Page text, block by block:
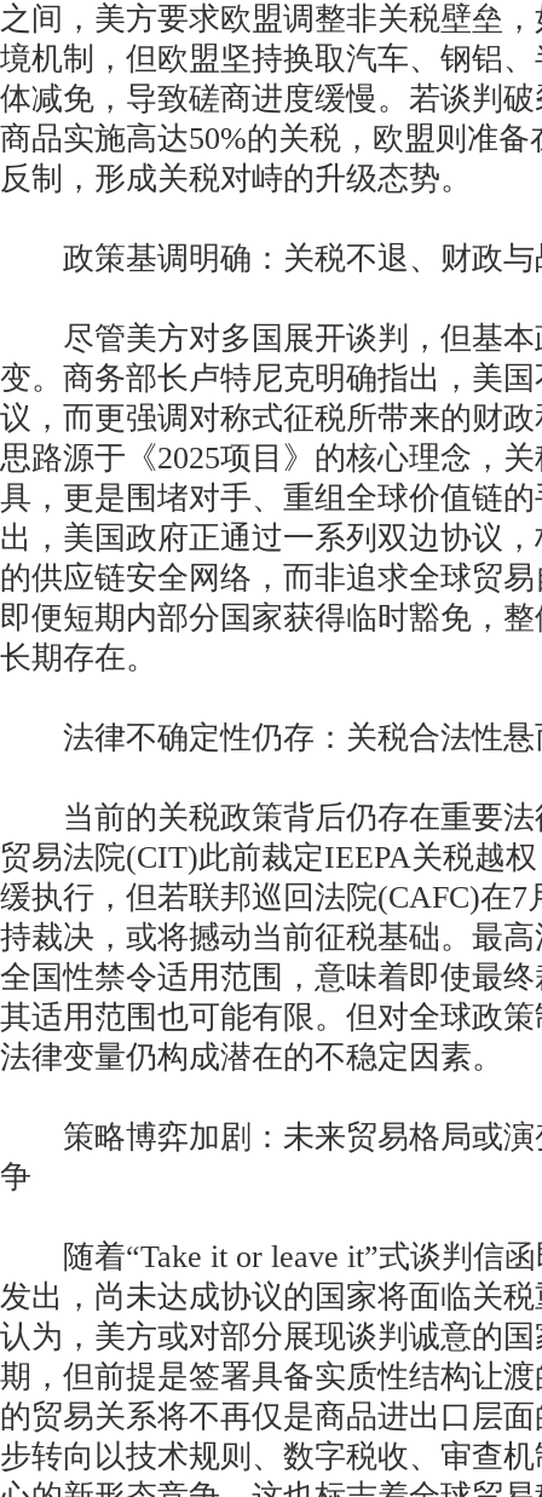
之间，美方要求欧盟调整非关税壁垒
境机制，但欧盟坚持换取汽车、钢铝
体减免，导致磋商进度缓慢。若谈判
商品实施高达50%的关税，欧盟则准备
反制，形成关税对峙的升级态势。
政策基调明确：关税不退、财政与
尽管美方对多国展开谈判，但基本
变。商务部长卢特尼克明确指出，美
议，而更强调对称式征税所带来的财
思路源于《2025项目》的核心理念，
具，更是围堵对手、重组全球价值链
出，美国政府正通过一系列双边协议
的供应链安全网络，而非追求全球贸
即便短期内部分国家获得临时豁免，
长期存在。
法律不确定性仍存：关税合法性悬
当前的关税政策背后仍存在重要法
贸易法院(CIT)此前裁定IEEPA关税越
缓执行，但若联邦巡回法院(CAFC)在7
持裁决，或将撼动当前征税基础。最
全国性禁令适用范围，意味着即使最
其适用范围也可能有限。但对全球政
法律变量仍构成潜在的不稳定因素。
策略博弈加剧：未来贸易格局或演
争
随着“Take it or leave it”式谈判信函
发出，尚未达成协议的国家将面临关
认为，美方或对部分展现谈判诚意的
期，但前提是签署具备实质性结构让
的贸易关系将不再仅是商品进出口层
步转向以技术规则、数字税收、审查